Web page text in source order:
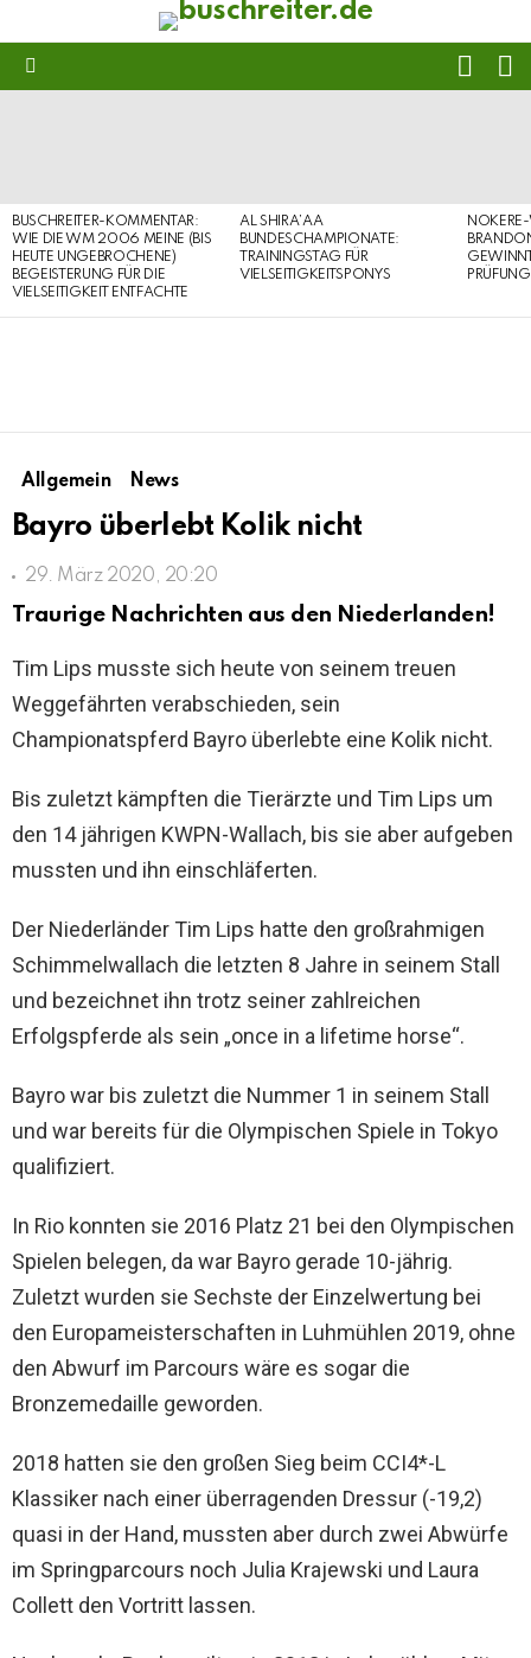
BUSCHREITER-KOMMENTAR:
WIE DIE WM 2006 MEINE (BIS
HEUTE UNGEBROCHENE)
BEGEISTERUNG FÜR DIE
VIELSEITIGKEIT ENTFACHTE
AL SHIRA’AA
BUNDESCHAMPIONATE:
TRAININGSTAG FÜR
VIELSEITIGKEITSPONYS
PRÜFUNG
Allgemein News
Bayro überlebt Kolik nicht
29. März 2020, 20:20
Traurige Nachrichten aus den Niederlanden!
Tim Lips musste sich heute von seinem treuen
Weggefährten verabschieden, sein
Championatspferd Bayro überlebte eine Kolik nicht.
Bis zuletzt kämpften die Tierärzte und Tim Lips um
den 14 jährigen KWPN-Wallach, bis sie aber aufgeben
mussten und ihn einschläferten.
Der Niederländer Tim Lips hatte den großrahmigen
Schimmelwallach die letzten 8 Jahre in seinem Stall
und bezeichnet ihn trotz seiner zahlreichen
Erfolgspferde als sein „once in a lifetime horse“.
Bayro war bis zuletzt die Nummer 1 in seinem Stall
und war bereits für die Olympischen Spiele in Tokyo
qualifiziert.
In Rio konnten sie 2016 Platz 21 bei den Olympischen
Spielen belegen, da war Bayro gerade 10-jährig.
Zuletzt wurden sie Sechste der Einzelwertung bei
den Europameisterschaften in Luhmühlen 2019, ohne
den Abwurf im Parcours wäre es sogar die
Bronzemedaille geworden.
2018 hatten sie den großen Sieg beim CCI4*-L
Klassiker nach einer überragenden Dressur (-19,2)
quasi in der Hand, mussten aber durch zwei Abwürfe
im Springparcours noch Julia Krajewski und Laura
Collett den Vortritt lassen.